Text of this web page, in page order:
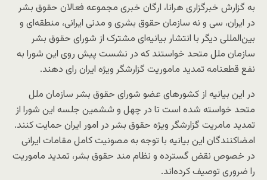
به گزارش خبرگزاری هرانا، ارگان خبری مجموعه فعالان حقوق بشر
در ایران، سی و نه سازمان حقوق بشری و مدنی ایرانی، منطقه‌ای و
بین‌المللی دیگر با انتشار بیانیه‌ای مشترک از شورای حقوق بشر
سازمان ملل متحد خواستند که در نشست پیش روی این شورا به
نفع قطعنامه تمدید ماموریت گزارشگر ویژه ایران رای دهند.
در این بیانیه از کشورهای عضو شورای حقوق بشر سازمان ملل
متحد خواسته شده است تا در چهل و ششمین جلسه این شورا از
تمدید مامریت گزارشگر ویژه حقوق بشر در امور ایران حمایت کنند.
امضاکنندگان این بیانیه با توجه به مصونیت کامل مقامات ایرانی
در خصوص نقض گسترده و نظام‌ مند حقوق بشر، تمدید ماموریت
را ضروری توصیف کرده‌اند.